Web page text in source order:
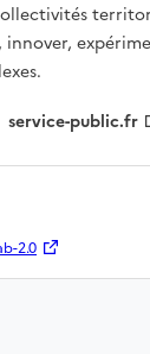
innover,
service-public.fr
2.0